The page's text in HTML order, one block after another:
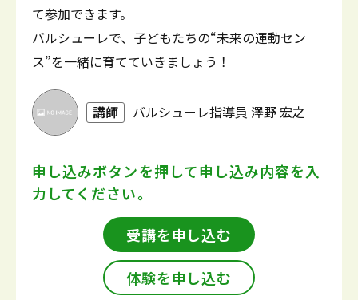
て参加できます。
バルシューレで、子どもたちの“未来の運動セン
ス”を一緒に育てていきましょう！
講師 バルシューレ指導員 澤野 宏之
申し込みボタンを押して申し込み内容を入
力してください。
受講を申し込む
体験を申し込む